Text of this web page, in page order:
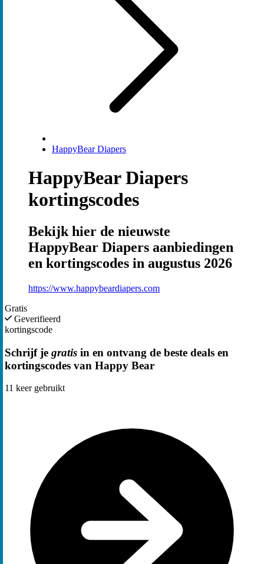
HappyBear Diapers
HappyBear Diapers
kortingscodes
Bekijk hier de nieuwste
HappyBear Diapers aanbiedingen
en kortingscodes in augustus 2026
https://www.happybeardiapers.com
Gratis
Geverifieerd
kortingscode
Schrijf je gratis in en ontvang de beste deals en
kortingscodes van Happy Bear
11 keer gebruikt